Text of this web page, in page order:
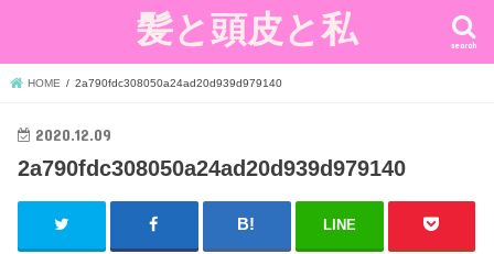
髪と頭皮と私 search
HOME 2a790fdc308050a24ad20d939d979140
2020.12.09
2a790fdc308050a24ad20d939d979140
LINE